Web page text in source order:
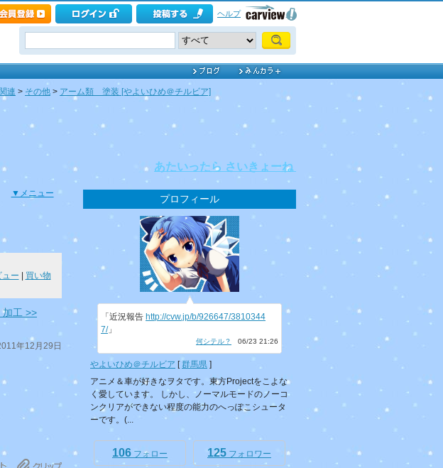
ヘルプ
連 > その他 > アーム類 塗装 [やよいひめ＠チルビア]
あたいったら さいきょーね！
▼メニュー
ュー
買い物
工 >>
年12月29日
プロフィール
「近況報告 http://cvw.jp/b/926647/3810344
7/」
何シテル？ 06/23 21:26
やよいひめ＠チルビア [群馬県 ]
アニメ＆車が好きなヲタです。東方Projectをこよな
く愛しています。 しかし、ノーマルモードのノーコ
ンクリアができない程度の能力のへっぽこシュータ
ーです。(...
106 フォロー 125 フォロワー